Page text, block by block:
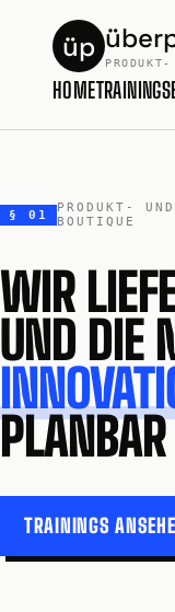
üp
HOMETRAININGS
§ 01
PRODUKT-
BOUTIQUE
WIR
UND DIE
TRAININGS